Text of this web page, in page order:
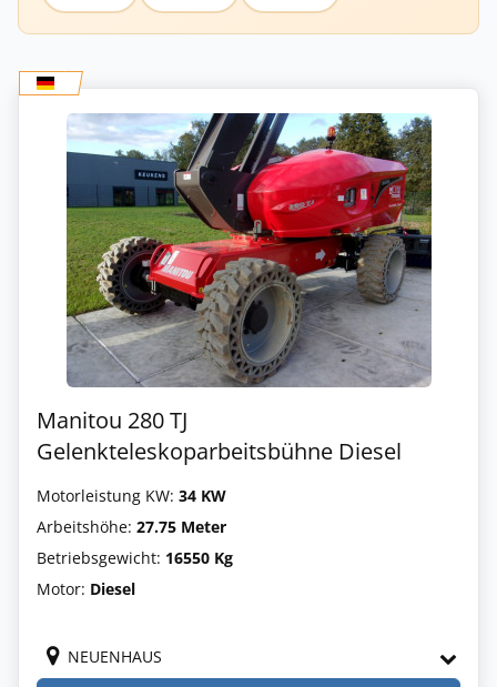
Manitou 280 TJ
Gelenkteleskoparbeitsbühne Diesel
Motorleistung KW: 34 KW
Arbeitshöhe: 27.75 Meter
Betriebsgewicht: 16550 Kg
Motor: Diesel
NEUENHAUS